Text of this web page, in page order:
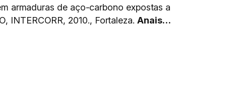
armaduras de aço-carbono expostas a
INTERCORR, 2010., Fortaleza. Anais…